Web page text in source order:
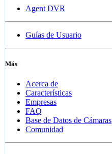
Agent DVR
Guías de Usuario
Más
Acerca de
Características
Empresas
FAQ
Base de Datos de Cámaras
Comunidad